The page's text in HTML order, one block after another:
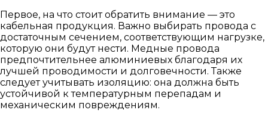
Первое, на что стоит обратить внимание — это
кабельная продукция. Важно выбирать провода с
достаточным сечением, соответствующим нагрузке,
которую они будут нести. Медные провода
предпочтительнее алюминиевых благодаря их
лучшей проводимости и долговечности. Также
следует учитывать изоляцию: она должна быть
устойчивой к температурным перепадам и
механическим повреждениям.